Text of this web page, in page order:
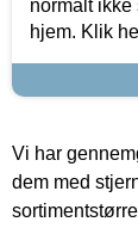
normalt ikke
hjem. Klik
Vi har
dem med